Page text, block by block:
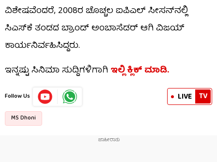
ವಿಶೇಷವೆಂದರೆ, 2008ರ ಚೊಚ್ಚಲ ಐಪಿಎಲ್ ಸೀಸನ್‌ನಲ್ಲಿ
ಸಿಎಸ್‌ಕೆ ತಂಡದ ಬ್ರಾಂಡ್ ಅಂಬಾಸೆಡರ್ ಆಗಿ ವಿಜಯ್
ಕಾರ್ಯನಿರ್ವಹಿಸಿದ್ದರು.
ಇನ್ನಷ್ಟು ಸಿನಿಮಾ ಸುದ್ದಿಗಳಿಗಾಗಿಇಲ್ಲಿ ಕ್ಲಿಕ್​ ಮಾಡಿ.
Follow Us LIVE TV
MS Dhoni